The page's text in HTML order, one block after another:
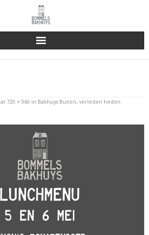
heden toekomst
at 720 × 960 in Bakhuys Buiten, verleden heden